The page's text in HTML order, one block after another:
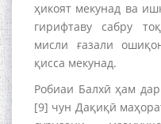
ҳикоят мекунад ва
гирифтаву сабру
мисли ғазали
қисса мекунад.
Робиаи Балхӣ ҳам
[9] чун Дақиқӣ